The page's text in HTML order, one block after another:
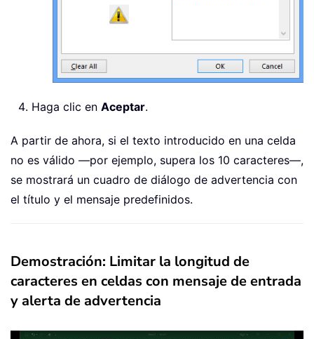
Haga clic en Aceptar.
A partir de ahora, si el texto introducido en una celda
no es válido —por ejemplo, supera los 10 caracteres—,
se mostrará un cuadro de diálogo de advertencia con
el título y el mensaje predefinidos.
Demostración: Limitar la longitud de
caracteres en celdas con mensaje de entrada
y alerta de advertencia